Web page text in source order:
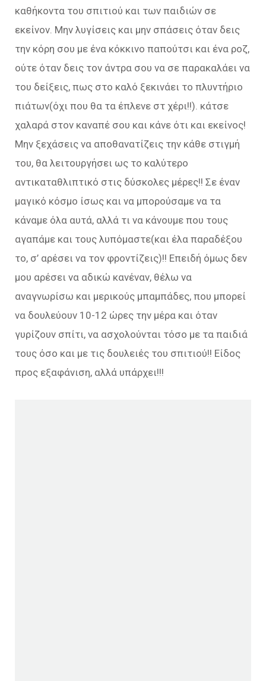
καθήκοντα του σπιτιού και των παιδιών σε
εκείνον. Μην λυγίσεις και μην σπάσεις όταν δεις
την κόρη σου με ένα κόκκινο παπούτσι και ένα ροζ,
ούτε όταν δεις τον άντρα σου να σε παρακαλάει να
του δείξεις, πως στο καλό ξεκινάει το πλυντήριο
πιάτων(όχι που θα τα έπλενε στ χέρι!!). κάτσε
χαλαρά στον καναπέ σου και κάνε ότι και εκείνος!
Μην ξεχάσεις να αποθανατίζεις την κάθε στιγμή
του, θα λειτουργήσει ως το καλύτερο
αντικαταθλιπτικό στις δύσκολες μέρες!! Σε έναν
μαγικό κόσμο ίσως και να μπορούσαμε να τα
κάναμε όλα αυτά, αλλά τι να κάνουμε που τους
αγαπάμε και τους λυπόμαστε(και έλα παραδέξου
το, σ’ αρέσει να τον φροντίζεις)!! Επειδή όμως δεν
μου αρέσει να αδικώ κανέναν, θέλω να
αναγνωρίσω και μερικούς μπαμπάδες, που μπορεί
να δουλεύουν 10-12 ώρες την μέρα και όταν
γυρίζουν σπίτι, να ασχολούνται τόσο με τα παιδιά
τους όσο και με τις δουλειές του σπιτιού!! Είδος
προς εξαφάνιση, αλλά υπάρχει!!!